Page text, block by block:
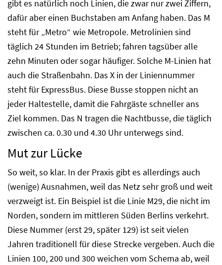
gibt es natürlich noch Linien, die zwar nur zwei Ziffern,
dafür aber einen Buchstaben am Anfang haben. Das M
steht für „Metro“ wie Metropole. Metrolinien sind
täglich 24 Stunden im Betrieb; fahren tagsüber alle
zehn Minuten oder sogar häufiger. Solche M-Linien hat
auch die Straßenbahn. Das X in der Liniennummer
steht für ExpressBus. Diese Busse stoppen nicht an
jeder Haltestelle, damit die Fahrgäste schneller ans
Ziel kommen. Das N tragen die Nachtbusse, die täglich
zwischen ca. 0.30 und 4.30 Uhr unterwegs sind.
Mut zur Lücke
So weit, so klar. In der Praxis gibt es allerdings auch
(wenige) Ausnahmen, weil das Netz sehr groß und weit
verzweigt ist. Ein Beispiel ist die Linie M29, die nicht im
Norden, sondern im mittleren Süden Berlins verkehrt.
Diese Nummer (erst 29, später 129) ist seit vielen
Jahren traditionell für diese Strecke vergeben. Auch die
Linien 100, 200 und 300 weichen vom Schema ab, weil